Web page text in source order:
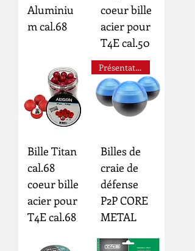
Aluminiu
m cal.68
coeur bille
acier pour
T4E cal.50
Bille Titan
cal.68
coeur bille
acier pour
T4E cal.68
Présentation Vidéo
Billes de
craie de
défense
P2P CORE
METAL